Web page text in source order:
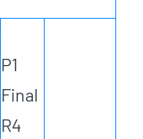
P1
Final
R4